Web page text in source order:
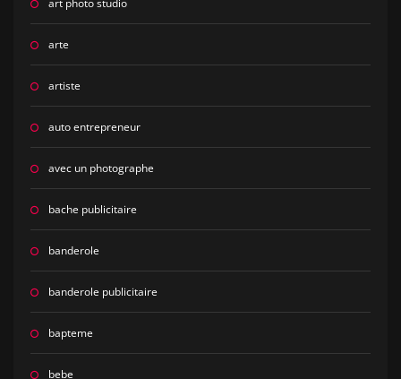
art photo studio
arte
artiste
auto entrepreneur
avec un photographe
bache publicitaire
banderole
banderole publicitaire
bapteme
bebe